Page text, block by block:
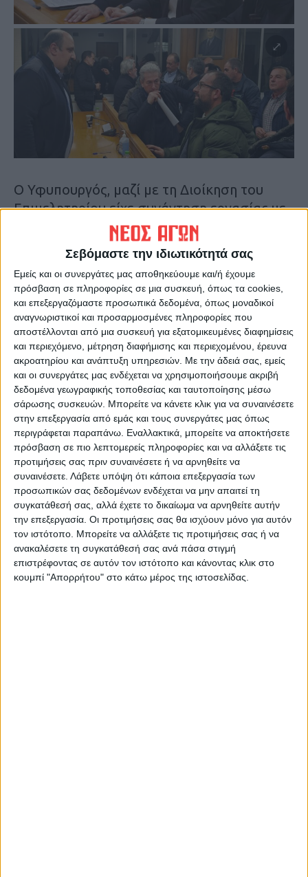
Σεβόμαστε την ιδιωτικότητά σας
Εμείς και οι συνεργάτες μας αποθηκεύουμε και/ή έχουμε
πρόσβαση σε πληροφορίες σε μια συσκευή, όπως τα cookies,
και επεξεργαζόμαστε προσωπικά δεδομένα, όπως μοναδικοί
αναγνωριστικοί και προσαρμοσμένες πληροφορίες που
αποστέλλονται από μια συσκευή για εξατομικευμένες διαφημίσεις
και περιεχόμενο, μέτρηση διαφήμισης και περιεχομένου, έρευνα
ακροατηρίου και ανάπτυξη υπηρεσιών. Με την άδειά σας, εμείς
και οι συνεργάτες μας ενδέχεται να χρησιμοποιήσουμε ακριβή
δεδομένα γεωγραφικής τοποθεσίας και ταυτοποίησης μέσω
σάρωσης συσκευών. Μπορείτε να κάνετε κλικ για να συναινέσετε
στην επεξεργασία από εμάς και τους συνεργάτες μας όπως
περιγράφεται παραπάνω. Εναλλακτικά, μπορείτε να αποκτήσετε
πρόσβαση σε πιο λεπτομερείς πληροφορίες και να αλλάξετε τις
προτιμήσεις σας πριν συναινέσετε ή να αρνηθείτε να
συναινέσετε. Λάβετε υπόψη ότι κάποια επεξεργασία των
προσωπικών σας δεδομένων ενδέχεται να μην απαιτεί τη
συγκατάθεσή σας, αλλά έχετε το δικαίωμα να αρνηθείτε αυτήν
την επεξεργασία. Οι προτιμήσεις σας θα ισχύουν μόνο για αυτόν
τον ιστότοπο. Μπορείτε να αλλάξετε τις προτιμήσεις σας ή να
ανακαλέσετε τη συγκατάθεσή σας ανά πάσα στιγμή
επιστρέφοντας σε αυτόν τον ιστότοπο και κάνοντας κλικ στο
κουμπί "Απορρήτου" στο κάτω μέρος της ιστοσελίδας.
Ο Υφυπουργός, μαζί με τη Διοίκηση του
Επιμελητηρίου είχε συνάντηση εργασίας με
επαγγελματίες του Παλαμά και της
Φαρκαδόνας.
Κατά τη διάρκεια της συνάντησης
παρουσιάστηκαν ζητήματα για τις
επιχειρήσεις που έκλεισαν στην περιοχή του
Δήμου Παλαμά μετά τις καταστροφικές
πλημμύρες. Συζητήθηκε το αναγκαίο
πλαίσιο κινήτρων για την επανεκκίνησή
τους, αλλά και η συνδρομή της κρατικής
αρωγής για τη διατήρηση των υπολοίπων
στον Παλαμά και στα χωριά του Δήμου.
Στο επίκεντρο μεταξύ άλλων βρέθηκαν οι
επιχειρήσεις που σχετίζονται με τον
πρωτογενή τομέα και κυρίως τα γεωπονικά
καταστήματα.
Τελευταίες Ειδήσεις Σήμερα